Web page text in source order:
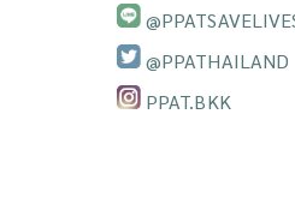
@PPATHAILAND
PPAT.BKK